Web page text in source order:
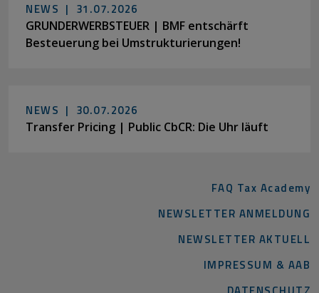
NEWS | 31.07.2026
GRUNDERWERBSTEUER | BMF entschärft
Besteuerung bei Umstrukturierungen!
NEWS | 30.07.2026
Transfer Pricing | Public CbCR: Die Uhr läuft
FAQ Tax Academy
NEWSLETTER ANMELDUNG
NEWSLETTER AKTUELL
IMPRESSUM & AAB